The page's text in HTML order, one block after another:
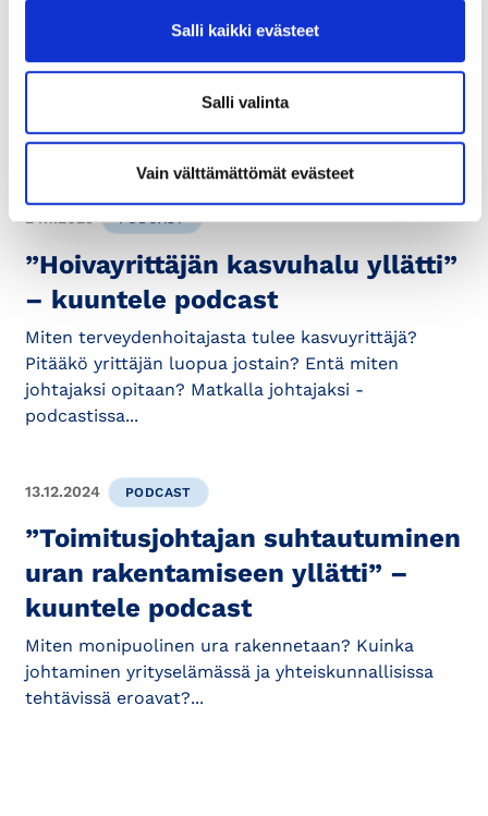
Salli kaikki evästeet
Salli valinta
Vain välttämättömät evästeet
”Lobbarin avoimuus yllätti” –
kuuntele podcast
ensimmäisenä esitellä itseään...
24.1.2025 PODCAST
”Hoivayrittäjän kasvuhalu yllätti”
– kuuntele podcast
Miten terveydenhoitajasta tulee kasvuyrittäjä?
Pitääkö yrittäjän luopua jostain? Entä miten
johtajaksi opitaan? Matkalla johtajaksi -
podcastissa...
13.12.2024 PODCAST
”Toimitusjohtajan suhtautuminen
uran rakentamiseen yllätti” –
kuuntele podcast
Miten monipuolinen ura rakennetaan? Kuinka
johtaminen yrityselämässä ja yhteiskunnallisissa
tehtävissä eroavat?...